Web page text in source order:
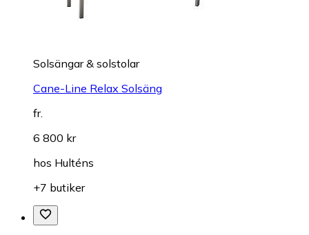
Solsängar & solstolar
Cane-Line Relax Solsäng
fr.
6 800 kr
hos Hulténs
+7 butiker